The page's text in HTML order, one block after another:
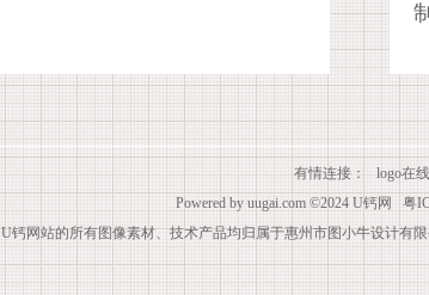
有情连接： logo在
Powered by uugai.com ©2024 U钙网 粤
U钙网站的所有图像素材、技术产品均归属于惠州市图小牛设计有